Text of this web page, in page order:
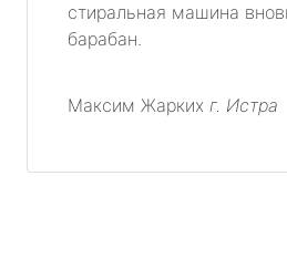
стиральная машина
барабан.
Максим Жарких г. Истра